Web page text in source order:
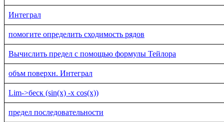
Интеграл
помогите определить сходимость рядов
Вычислить предел с помощью формулы Тейлора
объм поверхн. Интеграл
Lim->беск (sin(x) -x cos(x))
предел последовательности